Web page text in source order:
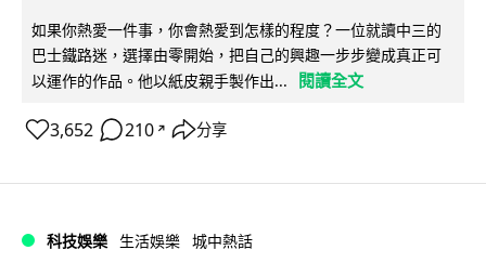
如果你熱愛一件事，你會熱愛到怎樣的程度？一位就讀中三的
巴士鐵路迷，選擇由零開始，把自己的興趣一步步變成真正可
以運作的作品。他以紙皮親手製作出...
閱讀全文
3,652 210 ↗ 分享
科技娛樂 生活娛樂 城中熱話